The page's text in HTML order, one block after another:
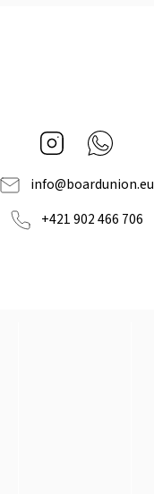
Instagram
info@boardunion.eu
+421 902 466 706